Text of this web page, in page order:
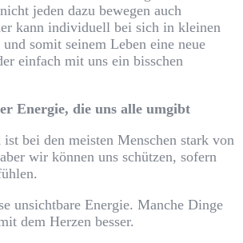
jeden dazu bewegen auch
kann individuell bei sich in kleinen
somit seinem Leben eine neue
einfach mit uns ein bisschen
Energie, die uns alle umgibt
bei den meisten Menschen stark von
wir können uns schützen, sofern
unsichtbare Energie. Manche Dinge
dem Herzen besser.